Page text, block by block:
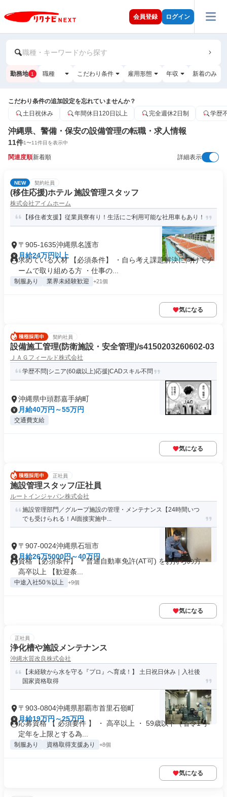
会員登録 ログイン
職種・キーワードから探す
勤務地 1 職種 こだわり条件 雇用形態 年収 新着のみ
こだわり条件の追加設定を忘れていませんか？
土日祝休み
年間休日120日以上 完全週休2日制 学歴
沖縄県、警備・保安の設備管理の転職・求人情報
11件1〜11件目を表示中
関連度順新着順 詳細表示
NEW 契約社員
(移住応援)ホテル 施設管理スタッフ
株式会社アイムホーム
【移住者支援】従業員寮有り！生活にご利用可能な社用車もあり！
〒905-1635沖縄県名護市
月給24万円以上
求めている人材 【必須条件】 ・自ら考え課題解決に向けてチ
ームで取り組める方 ・仕事の...
制服あり 業界未経験歓迎 +21個
気になる
契約社員
設備施工管理(防衛施設・安全管理)/s4150203260602-03
ＪＡＧフィールド株式会社
学歴不問|シニア(60歳以上)応援|CADスキル不問
沖縄県中頭郡嘉手納町
月給40万円～55万円
交通費支給
気になる
正社員
施設管理スタッフ/正社員
ルートインジャパン株式会社
施設管理部門／グループ施設の管理・メンテナンス【24時間いつ
でも受けられる！AI面接実施中...
〒907-0024沖縄県石垣市
月給26万5000円～40万円
資格 【必須条件】 ＊普通自動車免許(AT可) をお持ちの方 ＊
高卒以上 【歓迎条...
中途入社50％以上 +9個
気になる
正社員
浄化槽や施設メンテナンス
沖縄水質改良株式会社
【未経験から水を守る『プロ』へ育成！】 土日祝日休み｜入社後
国家資格取得
〒903-0804沖縄県那覇市首里石嶺町
月給19万円～25万円
応募資格 【 必須要件 】 ・ 高卒以上 ・ 59歳以下（省令1号-
定年を上限とする為...
制服あり 資格取得支援あり +8個
気になる